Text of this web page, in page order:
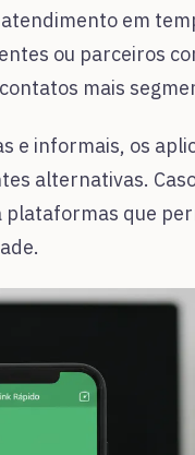
em
ou parceiros
mais
e informais, os
alternativas.
que